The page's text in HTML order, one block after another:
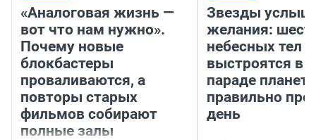
«Аналоговая жизнь —
вот что нам нужно».
Почему новые
блокбастеры
проваливаются, а
повторы старых
фильмов собирают
полные залы
Звезды
желания:
небесных тел
выстроятся в
параде планет
правильно
день